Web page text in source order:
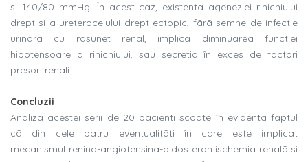
si 140/80 mmHg. În acest caz, existenta ageneziei rinichiului
drept si a ureterocelului drept ectopic, fãrã semne de infectie
urinarã cu rãsunet renal, implicã diminuarea functiei
hipotensoare a rinichiului, sau secretia în exces de factori
presori renali.
Concluzii
Analiza acestei serii de 20 pacienti scoate în evidentã faptul
cã din cele patru eventualitãti în care este implicat
mecanismul renina-angiotensina-aldosteron ischemia renalã si